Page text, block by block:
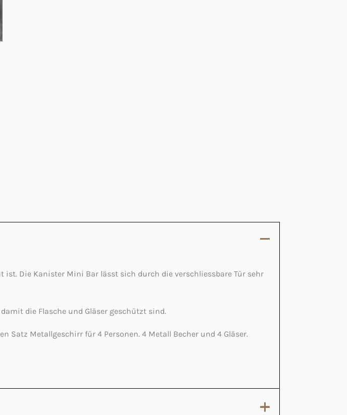
Die Kanister Mini Bar lässt sich durch die verschliessbare Tür sehr
die Flasche und Gläser geschützt sind.
Metallgeschirr für 4 Personen. 4 Metall Becher und 4 Gläser.